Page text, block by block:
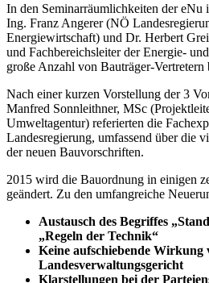
In den Seminarräumlichkeiten der
Ing. Franz Angerer (NÖ
Energiewirtschaft) und Dr. Herbert
und Fachbereichsleiter der Energie-
große Anzahl von Bauträger-Vertretern
Nach einer kurzen Vorstellung der 3
Manfred Sonnleithner, MSc
Umweltagentur) referierten die
Landesregierung, umfassend über die
der neuen Bauvorschriften.
2015 wird die Bauordnung in einigen
geändert. Zu den umfangreiche
Austausch des Begriffes
„Regeln der Technik“
Keine aufschiebende Wirkung
Landesverwaltungsgericht
Klarstellungen bei der